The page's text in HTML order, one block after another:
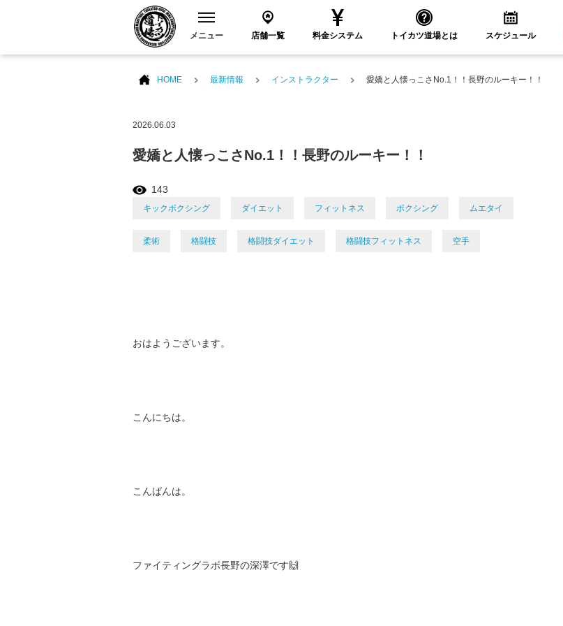
メニュー 店舗一覧 料金システム トイカツ道場とは スケジュール
HOME 最新情報 インストラクター 愛嬌と人懐っこさNo.1！！長野のルーキー！！
2026.06.03
愛嬌と人懐っこさNo.1！！長野のルーキー！！
143
キックボクシング ダイエット フィットネス ボクシング ムエタイ
柔術 格闘技 格闘技ダイエット 格闘技フィットネス 空手
おはようございます。
こんにちは。
こんばんは。
ファイティングラボ長野の深澤です🙌